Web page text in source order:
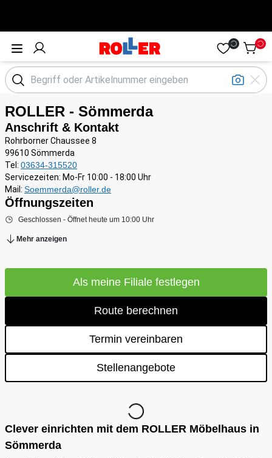
Öffne Menü
ROLLER - Sömmerda
Anschrift & Kontakt
Rohrborner Chaussee 8
99610 Sömmerda
Tel: 03634-315520
Servicezeiten: Mo-Fr 10:00 - 18:00 Uhr
Mail: Soemmerda@roller.de
Öffnungszeiten
Geschlossen - Öffnet heute um 10:00 Uhr
Mehr anzeigen
Als meine Filiale festlegen
Route berechnen
Termin vereinbaren
Stellenangebote
Clever einrichten mit dem ROLLER Möbelhaus in
Sömmerda